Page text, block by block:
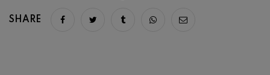
SHARE Share on facebook
Share on twitter
Share on tumblr
Share via whatsapp
Share via email